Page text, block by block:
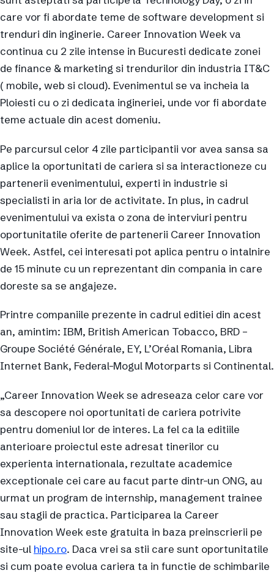
care vor fi abordate teme de software development si
trenduri din inginerie. Career Innovation Week va
continua cu 2 zile intense in Bucuresti dedicate zonei
de finance & marketing si trendurilor din industria IT&C
( mobile, web si cloud). Evenimentul se va incheia la
Ploiesti cu o zi dedicata ingineriei, unde vor fi abordate
teme actuale din acest domeniu.
Pe parcursul celor 4 zile participantii vor avea sansa sa
aplice la oportunitati de cariera si sa interactioneze cu
partenerii evenimentului, experti in industrie si
specialisti in aria lor de activitate. In plus, in cadrul
evenimentului va exista o zona de interviuri pentru
oportunitatile oferite de partenerii Career Innovation
Week. Astfel, cei interesati pot aplica pentru o intalnire
de 15 minute cu un reprezentant din compania in care
doreste sa se angajeze.
Printre companiile prezente in cadrul editiei din acest
an, amintim: IBM, British American Tobacco, BRD –
Groupe Société Générale, EY, L’Oréal Romania, Libra
Internet Bank, Federal-Mogul Motorparts si Continental.
„Career Innovation Week se adreseaza celor care vor
sa descopere noi oportunitati de cariera potrivite
pentru domeniul lor de interes. La fel ca la editiile
anterioare proiectul este adresat tinerilor cu
experienta internationala, rezultate academice
exceptionale cei care au facut parte dintr-un ONG, au
urmat un program de internship, management trainee
sau stagii de practica. Participarea la Career
Innovation Week este gratuita in baza preinscrierii pe
site-ul hipo.ro. Daca vrei sa stii care sunt oportunitatile
si cum poate evolua cariera ta in functie de schimbarile